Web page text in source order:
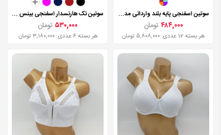
سوتین اسفنجی پایه بلند وارداتی مدل 3353
۴۸۴,۰۰۰ تومان
هر بسته 12 عددی: ۵,۸۰۸,۰۰۰ تومان
سوتین تک هارنسدار اسفنجی بینس مدل 2100
۵۳۰,۰۰۰ تومان
هر بسته 6 عددی: ۳,۱۸۰,۰۰۰ تومان